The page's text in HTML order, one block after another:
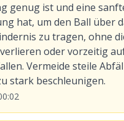
genug ist und eine
hat, um den Ball über
zu tragen, ohne
oder vorzeitig
Vermeide steile
stark beschleunigen.